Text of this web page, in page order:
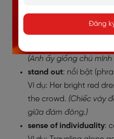
Ví dụ: He resembles
(Anh ấy giống chú
stand out: nổi bật
Ví dụ: Her bright red
the crowd. (Chiếc váy
giữa đám đông.)
sense of individuality:
Đăng